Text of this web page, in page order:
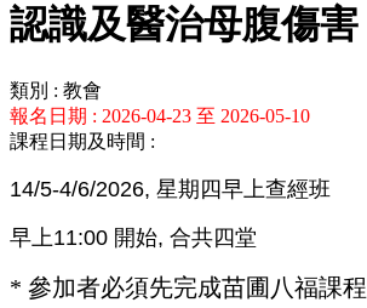
認識及醫治母腹傷害
類別 : 教會
報名日期 : 2026-04-23 至 2026-05-10
課程日期及時間 :
14/5-4/6/2026, 星期四早上查經班
早上11:00 開始, 合共四堂
* 參加者必須先完成苗圃八福課程